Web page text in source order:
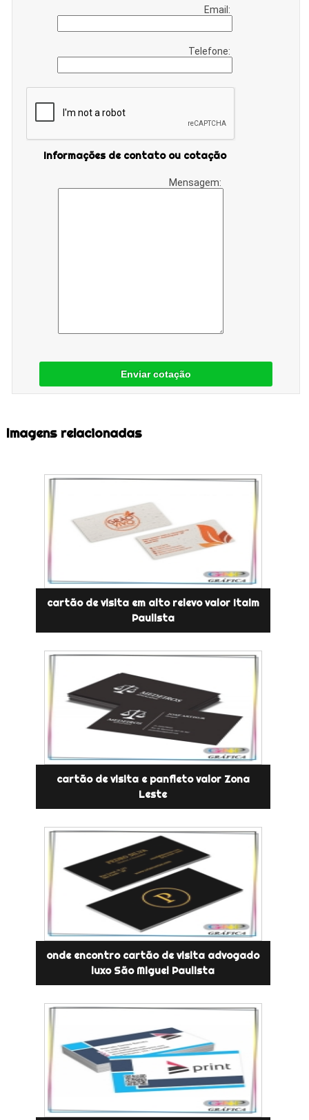
Email:
Telefone:
Informações de contato ou cotação
Mensagem:
Enviar cotação
Imagens relacionadas
cartão de visita em alto relevo valor Itaim
Paulista
cartão de visita e panfleto valor Zona
Leste
onde encontro cartão de visita advogado
luxo São Miguel Paulista